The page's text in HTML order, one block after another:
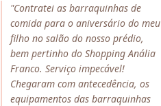
"Contratei as barraquinhas de
comida para o aniversário do meu
filho no salão do nosso prédio,
bem pertinho do Shopping Anália
Franco. Serviço impecável!
Chegaram com antecedência, os
equipamentos das barraquinhas